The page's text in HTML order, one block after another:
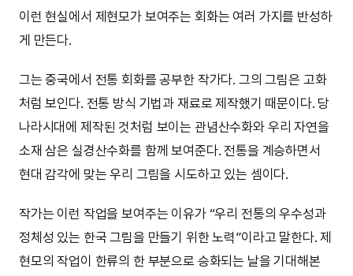
이런 현실에서 제현모가 보여주는 회화는 여러 가지를 반성하
게 만든다.
그는 중국에서 전통 회화를 공부한 작가다. 그의 그림은 고화
처럼 보인다. 전통 방식 기법과 재료로 제작했기 때문이다. 당
나라시대에 제작된 것처럼 보이는 관념산수화와 우리 자연을
소재 삼은 실경산수화를 함께 보여준다. 전통을 계승하면서
현대 감각에 맞는 우리 그림을 시도하고 있는 셈이다.
작가는 이런 작업을 보여주는 이유가 “우리 전통의 우수성과
정체성 있는 한국 그림을 만들기 위한 노력”이라고 말한다. 제
현모의 작업이 한류의 한 부분으로 승화되는 날을 기대해본